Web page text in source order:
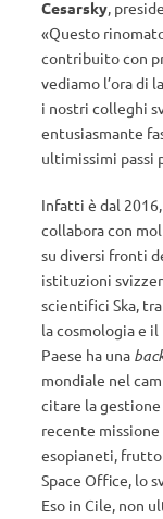
Cesarsky,
«Questo
contribuito con
vediamo l’ora di
i nostri colleghi
entusiasmante
ultimissimi passi
Infatti è dal
collabora con
su diversi fronti
istituzioni
scientifici Ska,
la cosmologia e
Paese ha una
mondiale nel
citare la gestione
recente
esopianeti, frutto
Space Office, lo
Eso in Cile, non